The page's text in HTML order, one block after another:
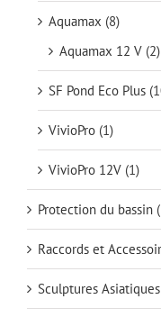
Aquamax (8)
Aquamax 12 V (2)
SF Pond Eco Plus
VivioPro (1)
VivioPro 12V (1)
Protection du bassin
Raccords et
Sculptures Asiatiques